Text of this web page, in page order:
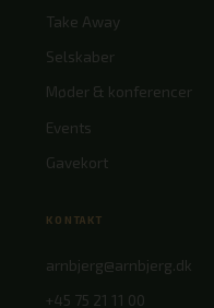
Take Away
Selskaber
Møder & konferencer
Events
Gavekort
KONTAKT
arnbjerg@arnbjerg.dk
+45 75 21 11 00